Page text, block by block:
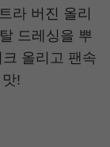
라 버진 올리
드레싱을 뿌
올리고 팬속
!